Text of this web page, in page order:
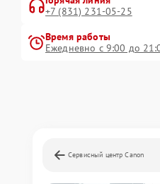
+7 (831) 231-05-25
Время работы
Ежедневно с 9:00 до
Сервисный центр Canon